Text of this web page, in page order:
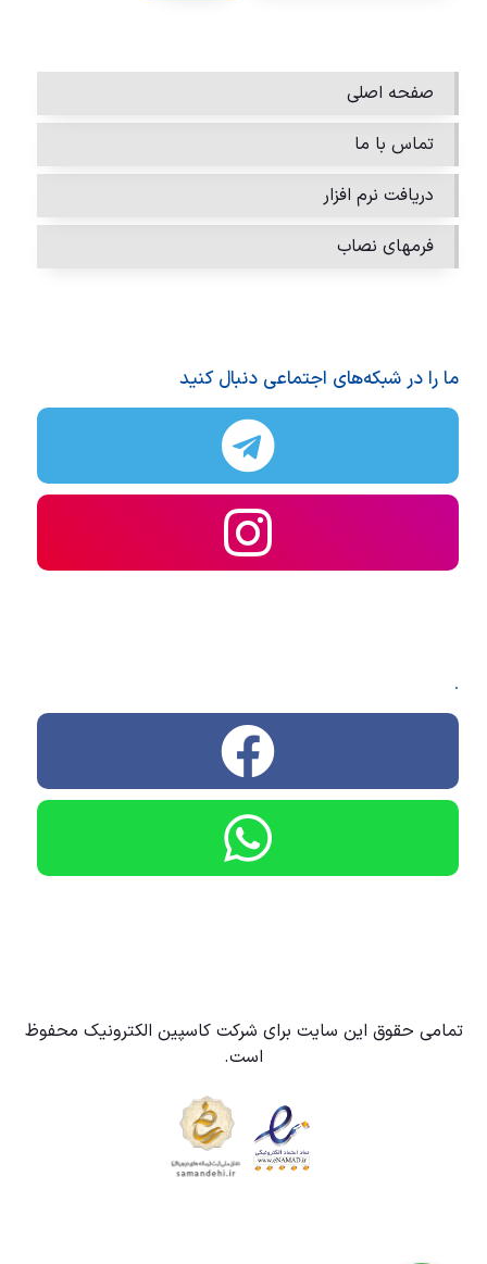
صفحه اصلی
تماس با ما
دریافت نرم افزار
فرمهای نصاب
ما را در شبکه‌های اجتماعی دنبال کنید
تمامی حقوق این سایت برای شرکت کاسپین الکترونیک محفوظ
است.